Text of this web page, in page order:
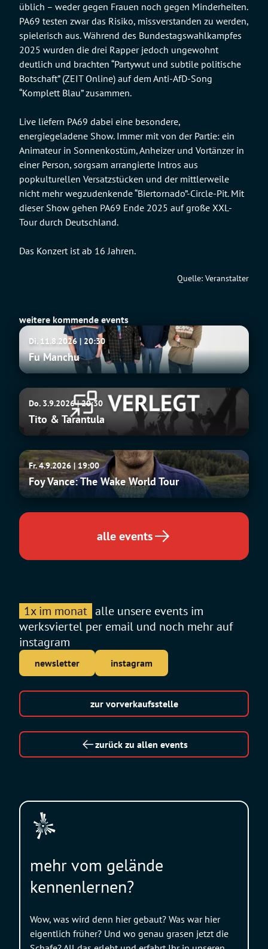
üblich – weder gegen Frauen noch gegen Minderheiten.
PA69 testen zwar das Risiko, missverstanden zu werden,
spielerisch aus. Während des Bundestagswahlkampfes
2025 wurden die drei Rapper jedoch ungewohnt
deutlich und brachten “Partywut und subtile politische
Botschaft” (ZEIT Online) auf dem Anti-AfD-Song
“Komplett Blau” zusammen.
Live liefern PA69 dabei eine besondere,
energiegeladene Show. Immer mit von der Partie: ein
Animateur in Sonnenkostüm, Anheizer und Vortänzer in
einer Person, sorgsam arrangierte Intros aus
popkulturellen Versatzstücken und der mittlerweile
nicht mehr wegzudenkende “Biertornado”-Circle-Pit. Mit
dieser Show gehen PA69 Ende 2025 auf große XXL-
Tour durch Deutschland.
Das Konzert ist ab 16 Jahren.
Quelle: Veranstalter
weitere kommende events
Fu
Manchu
Di. 11.8.2026 | 20:30
Fu Manchu
Tito
Tarantula
Do. 3.9.2026 | 20:30
Tito & Tarantula
Foy
Vance:
The
Wake
World
Fr. 4.9.2026 | 19:00
Foy Vance: The Wake World Tour
alle events
1x im monat alle unsere events im
werksviertel per email und noch mehr auf
instagram
newsletter instagram
zur vorverkaufsstelle
zurück zu allen events
mehr vom gelände
kennenlernen?
Wow, was wird denn hier gebaut? Was war hier
eigentlich früher? Und wo genau grasen jetzt die